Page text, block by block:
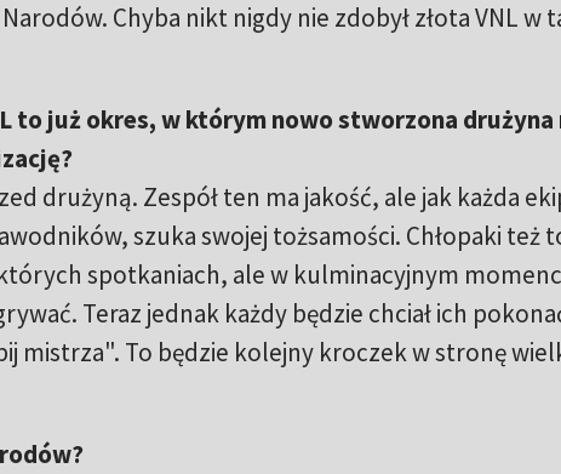
Chyba nikt nigdy nie zdobył złota VNL w
to już okres, w którym nowo stworzona drużyna
drużyną. Zespół ten ma jakość, ale jak każda
szuka swojej tożsamości. Chłopaki też
spotkaniach, ale w kulminacyjnym
Teraz jednak każdy będzie chciał ich
mistrza". To będzie kolejny kroczek w stronę